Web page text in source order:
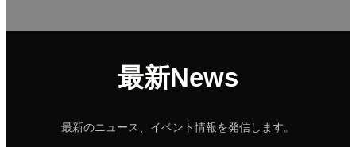
最新News
最新のニュース、イベント情報を発信します。